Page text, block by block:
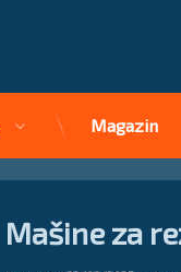
Magazin
Mašine za